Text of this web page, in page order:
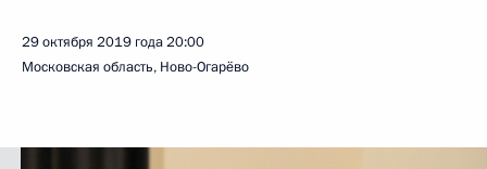
29 октября 2019 года20:00
Московская область, Ново-Огарёво